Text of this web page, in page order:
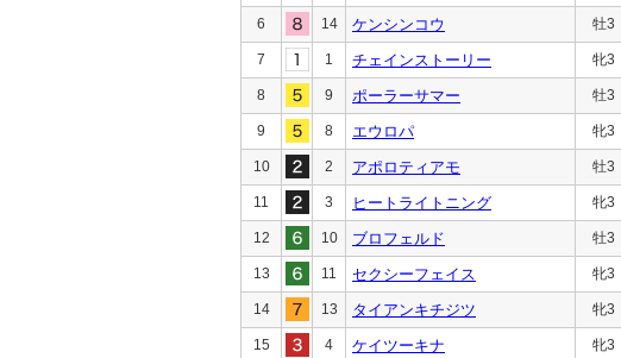
6 14 ケンシンコウ 牡3
7 1 チェインストーリー 牝3
8 9 ポーラーサマー 牡3
9 8 エウロパ 牝3
10 2 アポロティアモ 牡3
11 3 ヒートライトニング 牝3
12 10 ブロフェルド 牡3
13 11 セクシーフェイス 牝3
14 13 タイアンキチジツ 牝3
15 4 ケイツーキナ 牝3